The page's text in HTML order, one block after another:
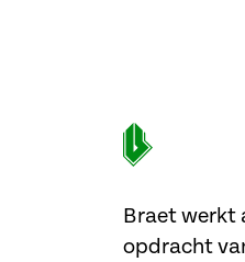
Braet werkt
opdracht